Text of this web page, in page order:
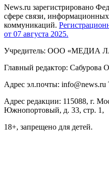
News.ru зарегистрировано
сфере связи,
коммуникаций.
от 07 августа 2025.
Учредитель: ООО «МЕДИА
Главный редактор: Сабурова
Адрес эл.почты: info@news.ru
Адрес редакции: 115088, г.
Южнопортовый, д. 33, стр. 1,
18+, запрещено для детей.